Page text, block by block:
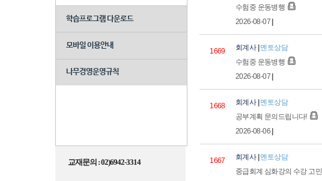
학습프로그램 다운로드
모바일 이용안내
나무경영운영규칙
교재문의 : 02)6942-3314
수험중 운동병행
2026-08-07
1669 회계사 멘토상담
수험중 운동병행
2026-08-07
1668 회계사 멘토상담
공부계획 문의드립니다!
2026-08-06
1667 회계사 멘토상담
중급회계 심화강의 수강 고민